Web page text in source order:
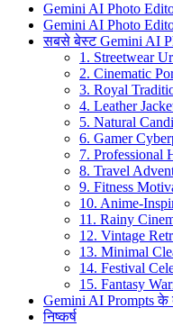
Gemini AI Photo
Gemini AI Photo
सबसे बेस्ट Gemini AI
1. Streetwear
2. Cinematic
3. Royal
4. Leather
5. Natural
6. Gamer
7. Professional
8. Travel
9. Fitness
10. Anime-
11. Rainy
12. Vintage
13. Minimal
14. Festival
15. Fantasy
Gemini AI Prompts के
निष्कर्ष